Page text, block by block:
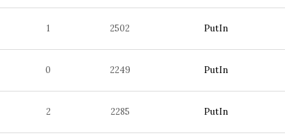
1 2502 PutIn
0 2249 PutIn
2 2285 PutIn